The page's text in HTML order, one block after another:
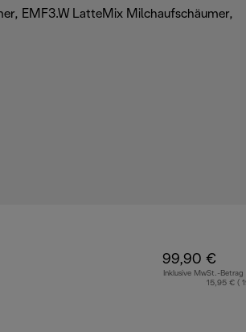
99,90 €
Inklusive MwSt.-Betrag
15,95 € (